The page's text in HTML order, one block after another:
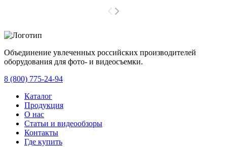
Объединение увлеченных российских производителей
оборудования для фото- и видеосъемки.
8 (800) 775-24-94
Каталог
Продукция
О нас
Статьи и видеообзоры
Контакты
Где купить